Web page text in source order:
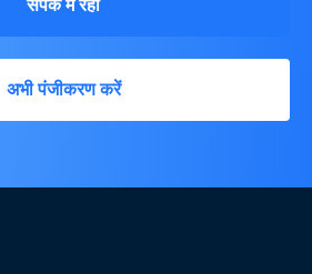
संपर्क में रहो
अभी पंजीकरण करें